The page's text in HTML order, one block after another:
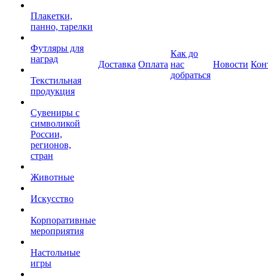
Плакетки,
панно, тарелки
Футляры для
наград
Текстильная
продукция
Сувениры с
символикой
России,
регионов,
стран
Животные
Искусство
Корпоративные
мероприятия
Настольные
игры
Доставка Оплата
Как до
нас
добраться
Новости